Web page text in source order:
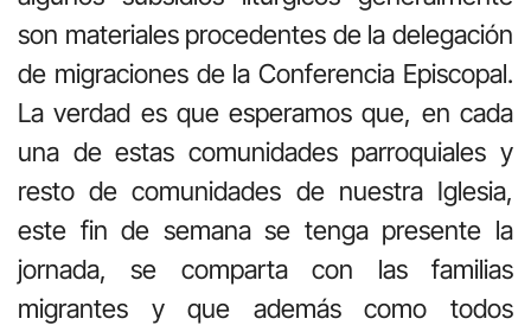
son materiales procedentes de la delegación
de migraciones de la Conferencia Episcopal.
La verdad es que esperamos que, en cada
una de estas comunidades parroquiales y
resto de comunidades de nuestra Iglesia,
este fin de semana se tenga presente la
jornada, se comparta con las familias
migrantes y que además como todos